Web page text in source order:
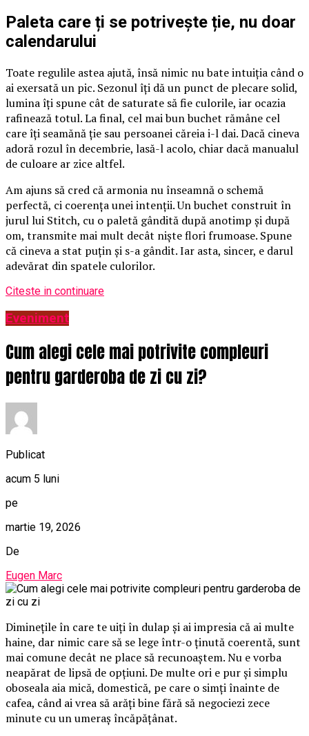
Paleta care ți se potrivește ție, nu doar
calendarului
Toate regulile astea ajută, însă nimic nu bate intuiția când o
ai exersată un pic. Sezonul îți dă un punct de plecare solid,
lumina îți spune cât de saturate să fie culorile, iar ocazia
rafinează totul. La final, cel mai bun buchet rămâne cel
care îți seamănă ție sau persoanei căreia i-l dai. Dacă cineva
adoră rozul în decembrie, lasă-l acolo, chiar dacă manualul
de culoare ar zice altfel.
Am ajuns să cred că armonia nu înseamnă o schemă
perfectă, ci coerența unei intenții. Un buchet construit în
jurul lui Stitch, cu o paletă gândită după anotimp și după
om, transmite mai mult decât niște flori frumoase. Spune
că cineva a stat puțin și s-a gândit. Iar asta, sincer, e darul
adevărat din spatele culorilor.
Citeste in continuare
Eveniment
Cum alegi cele mai potrivite compleuri
pentru garderoba de zi cu zi?
Publicat
acum 5 luni
pe
martie 19, 2026
De
Eugen Marc
Diminețile în care te uiți în dulap și ai impresia că ai multe
haine, dar nimic care să se lege într-o ținută coerentă, sunt
mai comune decât ne place să recunoaștem. Nu e vorba
neapărat de lipsă de opțiuni. De multe ori e pur și simplu
oboseala aia mică, domestică, pe care o simți înainte de
cafea, când ai vrea să arăți bine fără să negociezi zece
minute cu un umeraș încăpățânat.